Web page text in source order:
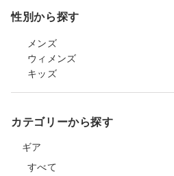
性別から探す
メンズ
ウィメンズ
キッズ
カテゴリーから探す
ギア
すべて